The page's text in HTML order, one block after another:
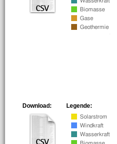
Legende:
Download: